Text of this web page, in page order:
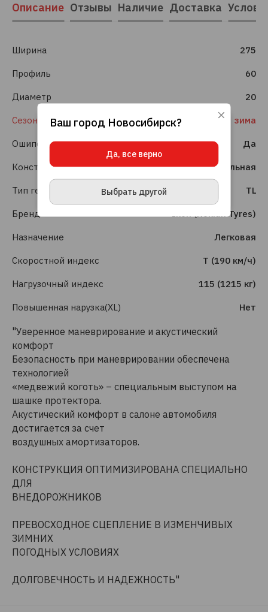
Описание Отзывы Наличие Доставка
Ширина 275
Профиль 60
Диаметр 20
Сезонность зима
Ошиповка шин Да
Конструкция шины Радиальная
Тип герметизации TL
Бренд Ikon (Nokian Tyres)
Назначение Легковая
Скоростной индекс T (190 км/ч)
Нагрузочный индекс 115 (1215 кг)
Повышенная нарузка(XL) Нет
"Уверенное маневрирование и акустический
комфорт
Безопасность при маневрировании обеспечена
технологией
«медвежий коготь» – специальным выступом на
шашке протектора.
Акустический комфорт в салоне автомобиля
достигается за счет
воздушных амортизаторов.
КОНСТРУКЦИЯ ОПТИМИЗИРОВАНА СПЕЦИАЛЬНО
ДЛЯ
ВНЕДОРОЖНИКОВ
ПРЕВОСХОДНОЕ СЦЕПЛЕНИЕ В ИЗМЕНЧИВЫХ
ЗИМНИХ
ПОГОДНЫХ УСЛОВИЯХ
ДОЛГОВЕЧНОСТЬ И НАДЕЖНОСТЬ"
Ваш город Новосибирск?
Да, все верно
Выбрать другой
Используя данный сайт, вы даете согласие
нам делать его удобнее для вас.